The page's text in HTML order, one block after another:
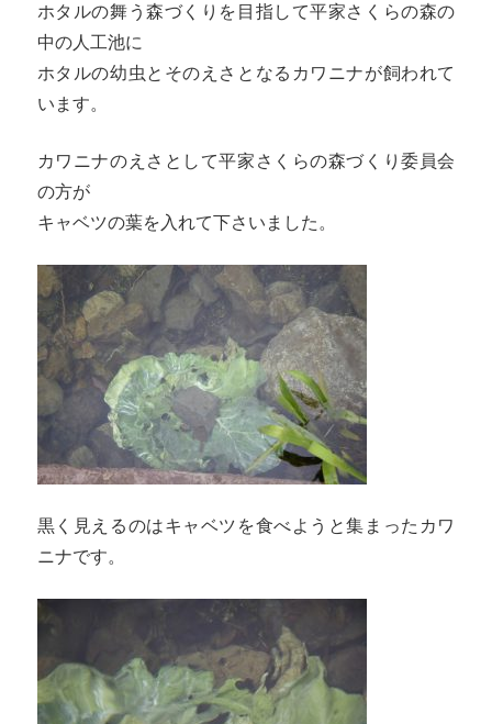
ホタルの舞う森づくりを目指して平家さくらの森の
中の人工池に
ホタルの幼虫とそのえさとなるカワニナが飼われて
います。
カワニナのえさとして平家さくらの森づくり委員会
の方が
キャベツの葉を入れて下さいました。
黒く見えるのはキャベツを食べようと集まったカワ
ニナです。